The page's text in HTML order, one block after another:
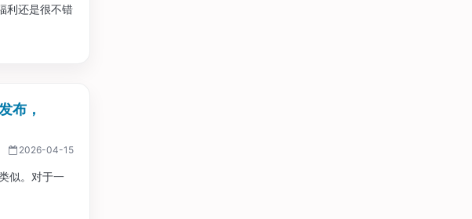
利还是很不错
布，
2026-04-15
似。对于一